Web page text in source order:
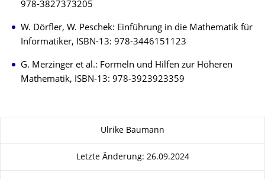
978-3827373205
W. Dörfler, W. Peschek: Einführung in die Mathematik für
Informatiker, ISBN-13: 978-3446151123
G. Merzinger et al.: Formeln und Hilfen zur Höheren
Mathematik, ISBN-13: 978-3923923359
Ulrike Baumann
Letzte Änderung: 26.09.2024